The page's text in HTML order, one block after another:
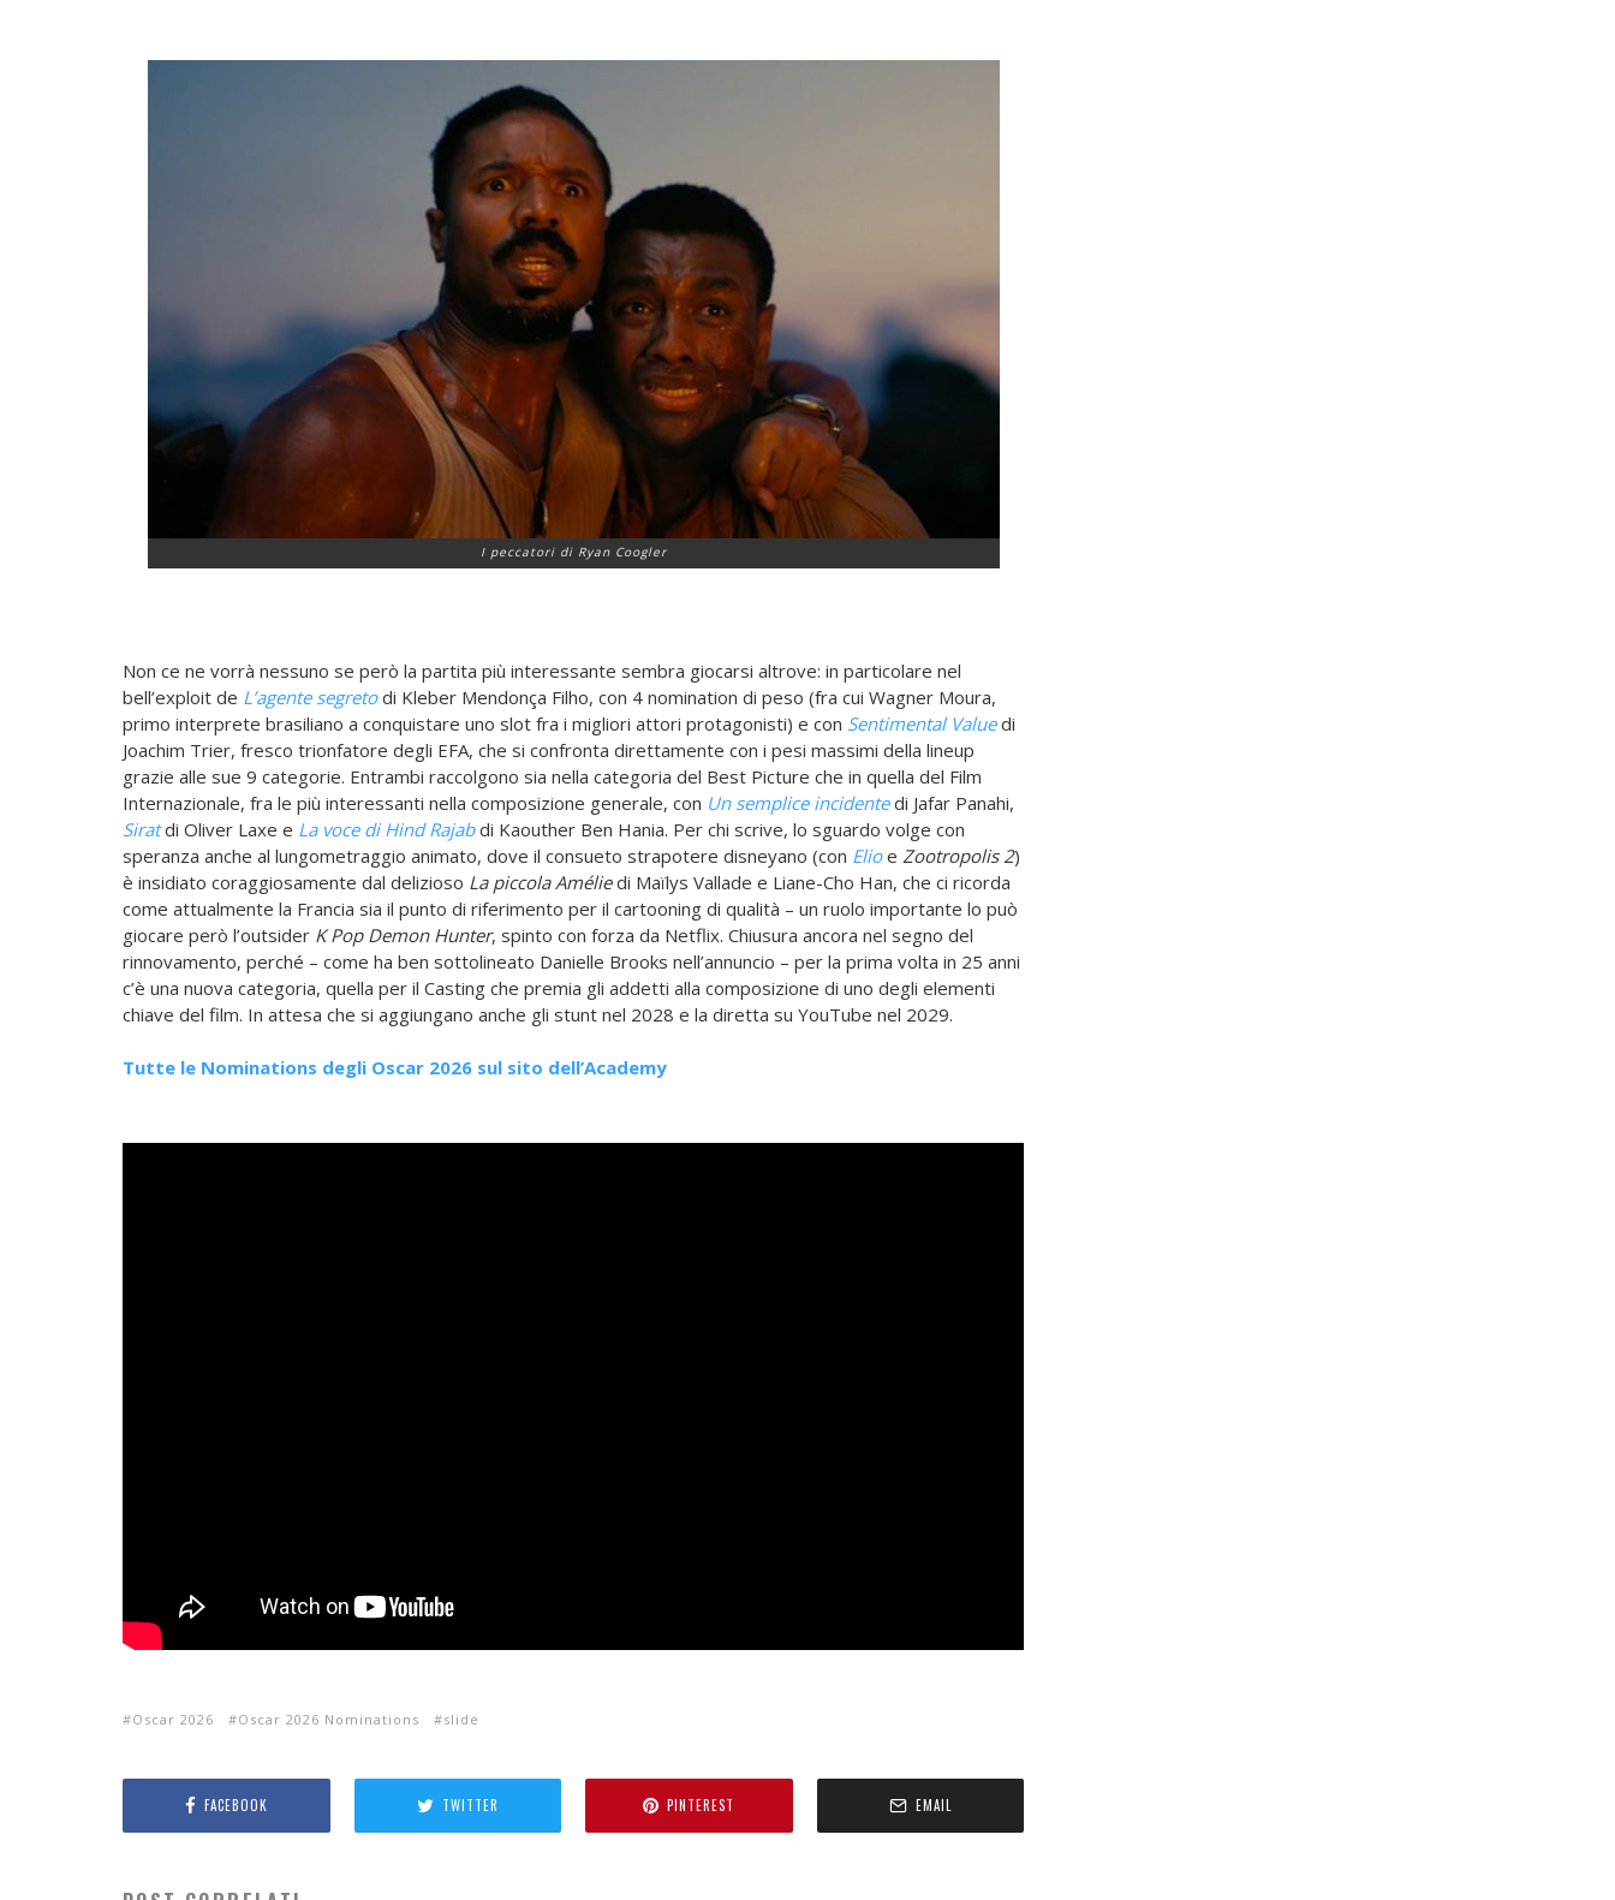
I peccatori di Ryan Coogler
Non ce ne vorrà nessuno se però la partita più interessante sembra giocarsi altrove: in particolare nel
bell’exploit de L’agente segretodi Kleber Mendonça Filho, con 4 nomination di peso (fra cui Wagner Moura,
primo interprete brasiliano a conquistare uno slot fra i migliori attori protagonisti) e con Sentimental Valuedi
Joachim Trier, fresco trionfatore degli EFA, che si confronta direttamente con i pesi massimi della lineup
grazie alle sue 9 categorie. Entrambi raccolgono sia nella categoria del Best Picture che in quella del Film
Internazionale, fra le più interessanti nella composizione generale, con Un semplice incidentedi Jafar Panahi,
Sirat di Oliver Laxe e La voce di Hind Rajabdi Kaouther Ben Hania. Per chi scrive, lo sguardo volge con
speranza anche al lungometraggio animato, dove il consueto strapotere disneyano (con Elio e Zootropolis 2)
è insidiato coraggiosamente dal delizioso La piccola Améliedi Maïlys Vallade e Liane-Cho Han, che ci ricorda
come attualmente la Francia sia il punto di riferimento per il cartooning di qualità – un ruolo importante lo può
giocare però l’outsider K Pop Demon Hunter, spinto con forza da Netflix. Chiusura ancora nel segno del
rinnovamento, perché – come ha ben sottolineato Danielle Brooks nell’annuncio – per la prima volta in 25 anni
c’è una nuova categoria, quella per il Casting che premia gli addetti alla composizione di uno degli elementi
chiave del film. In attesa che si aggiungano anche gli stunt nel 2028 e la diretta su YouTube nel 2029.
Tutte le Nominations degli Oscar 2026 sul sito dell’Academy
Oscar 2026 Oscar 2026 Nominations slide
FACEBOOK TWITTER PINTEREST EMAIL